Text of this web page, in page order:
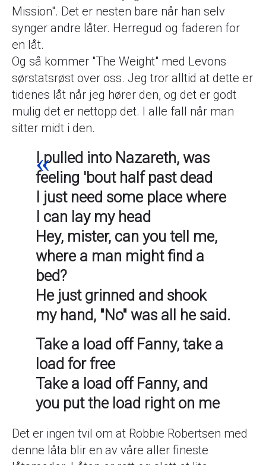
Mission". Det er nesten bare når han selv
synger andre låter. Herregud og faderen for
en låt.
Og så kommer "The Weight" med Levons
sørstatsrøst over oss. Jeg tror alltid at dette er
tidenes låt når jeg hører den, og det er godt
mulig det er nettopp det. I alle fall når man
sitter midt i den.
I pulled into Nazareth, was
feeling 'bout half past dead
I just need some place where
I can lay my head
Hey, mister, can you tell me,
where a man might find a
bed?
He just grinned and shook
my hand, "No" was all he said.
Take a load off Fanny, take a
load for free
Take a load off Fanny, and
you put the load right on me
Det er ingen tvil om at Robbie Robertsen med
denne låta blir en av våre aller fineste